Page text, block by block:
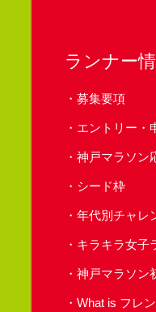
ランナー
募集要項
エントリー・
神戸マラソン
シード枠
年代別チャレ
キラキラ女子
神戸マラソン
What is フレ